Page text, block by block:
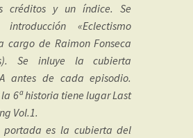
créditos y un índice. Se
«Eclectismo
cargo de Raimon Fonseca
Se inluye la cubierta
antes de cada episodio.
la 6ª historia tiene lugar Last
Vol.1.
portada es la cubierta del